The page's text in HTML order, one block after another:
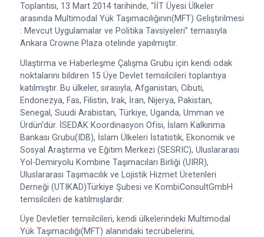
Toplantısı, 13 Mart 2014 tarihinde, “İİT Üyesi Ülkeler
arasında Multimodal Yük Taşımacılığının(MFT) Geliştirilmesi
: Mevcut Uygulamalar ve Politika Tavsiyeleri” temasıyla
Ankara Crowne Plaza otelinde yapılmıştır.
Ulaştırma ve Haberleşme Çalışma Grubu için kendi odak
noktalarını bildiren 15 Üye Devlet temsilcileri toplantıya
katılmıştır. Bu ülkeler, sırasıyla, Afganistan, Cibuti,
Endonezya, Fas, Filistin, Irak, İran, Nijerya, Pakistan,
Senegal, Suudi Arabistan, Türkiye, Uganda, Umman ve
Ürdün’dür. İSEDAK Koordinasyon Ofisi, İslam Kalkınma
Bankası Grubu(IDB), İslam Ülkeleri İstatistik, Ekonomik ve
Sosyal Araştırma ve Eğitim Merkezi (SESRIC), Uluslararası
Yol-Demiryolu Kombine Taşımacıları Birliği (UIRR),
Uluslararası Taşımacılık ve Lojistik Hizmet Üretenleri
Derneği (UTIKAD)Türkiye Şubesi ve KombiConsultGmbH
temsilcileri de katılmışlardır.
Üye Devletler temsilcileri, kendi ülkelerindeki Multimodal
Yük Taşımacılığı(MFT) alanındaki tecrübelerini,